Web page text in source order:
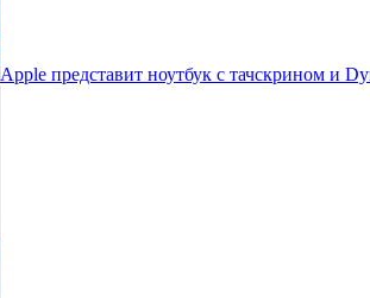
Apple представит ноутбук с тачскрином и